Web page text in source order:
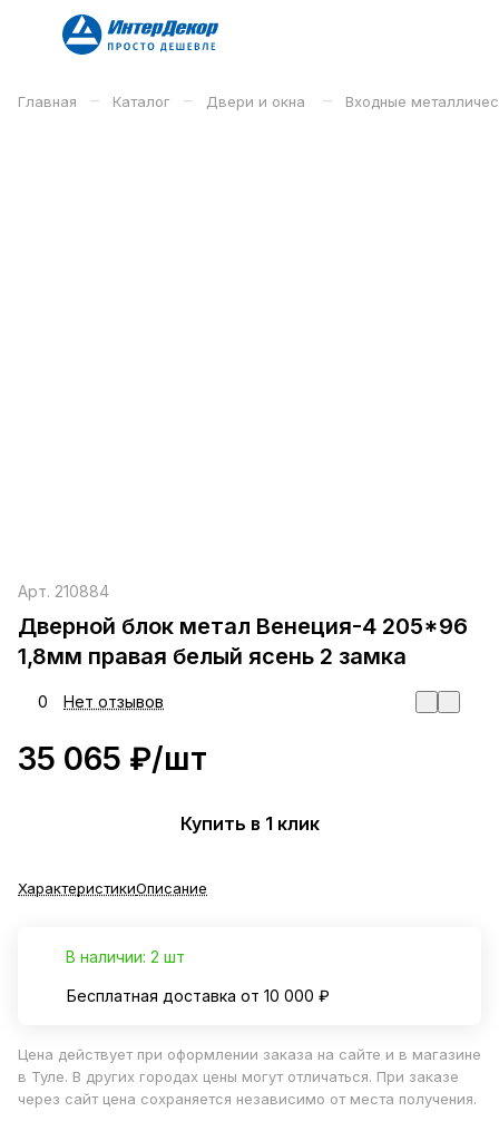
Главная – Каталог – Двери и окна – Входные
Арт. 210884
Дверной блок метал Венеция-4 205*96
1,8мм правая белый ясень 2 замка
0 Нет отзывов
35 065 ₽/шт
Купить в 1 клик
ХарактеристикиОписание
В наличии: 2 шт
Бесплатная доставка от 10 000 ₽
Цена действует при оформлении заказа на сайте и в магазине
в Туле. В других городах цены могут отличаться. При заказе
через сайт цена сохраняется независимо от места получения.